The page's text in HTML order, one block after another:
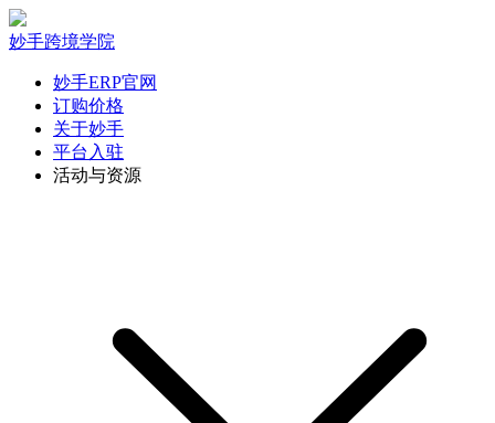
妙手跨境学院
妙手ERP官网
订购价格
关于妙手
平台入驻
活动与资源